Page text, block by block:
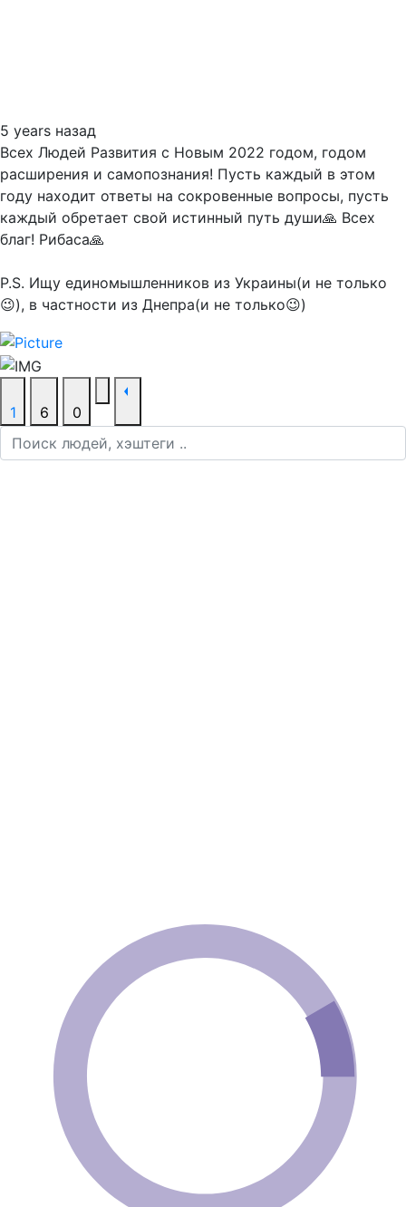
5 years назад
Всех Людей Развития с Новым 2022 годом, годом
расширения и самопознания! Пусть каждый в этом
году находит ответы на сокровенные вопросы, пусть
каждый обретает свой истинный путь души🙏 Всех
благ! Рибаса🙏
P.S. Ищу единомышленников из Украины(и не только
😉), в частности из Днепра(и не только😉)
1 6 0